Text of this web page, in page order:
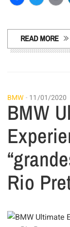
READ MORE
BMW 11/01/2020
BMW
Rio